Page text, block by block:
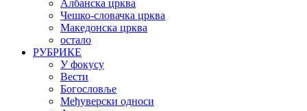
Албанска црква
Чешко-словачка црква
Македонска црква
остало
РУБРИКЕ
У фокусу
Вести
Богословље
Међуверски односи